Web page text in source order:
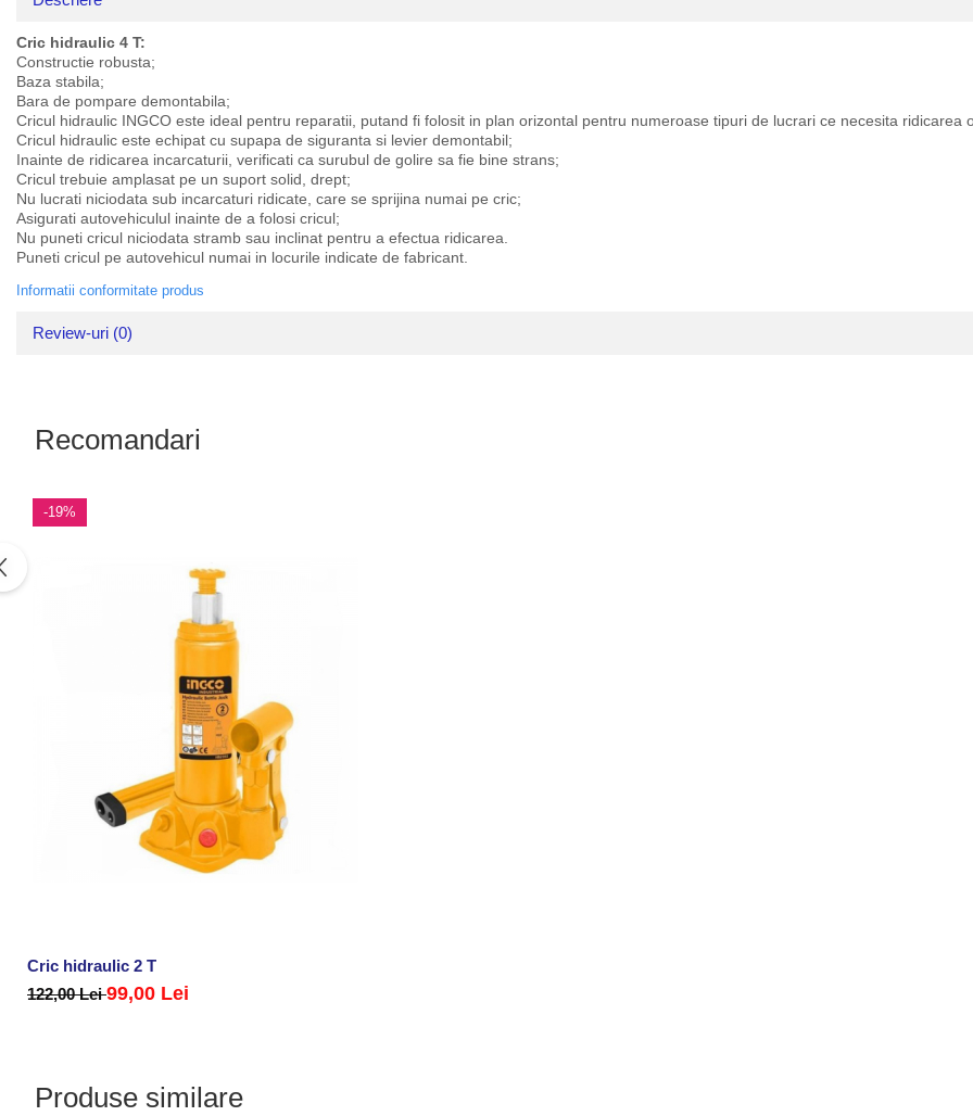
Cric hidraulic 4 T:
Constructie robusta;
Baza stabila;
Bara de pompare demontabila;
Cricul hidraulic INGCO este ideal pentru reparatii, putand fi folosit in plan orizontal pentru numeroase tipuri de lucrari ce necesita ridicarea
Cricul hidraulic este echipat cu supapa de siguranta si levier demontabil;
Inainte de ridicarea incarcaturii, verificati ca surubul de golire sa fie bine strans;
Cricul trebuie amplasat pe un suport solid, drept;
Nu lucrati niciodata sub incarcaturi ridicate, care se sprijina numai pe cric;
Asigurati autovehiculul inainte de a folosi cricul;
Nu puneti cricul niciodata stramb sau inclinat pentru a efectua ridicarea.
Puneti cricul pe autovehicul numai in locurile indicate de fabricant.
Informatii conformitate produs
Review-uri (0)
Recomandari
-19%
Cric hidraulic 2 T
122,00 Lei99,00 Lei
Produse similare